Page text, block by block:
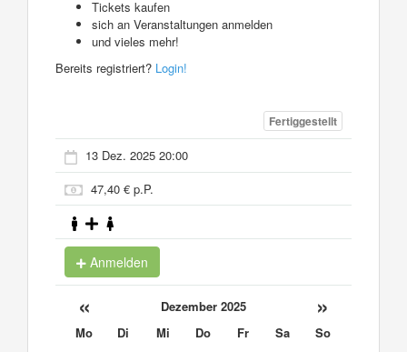
Tickets kaufen
sich an Veranstaltungen anmelden
und vieles mehr!
Bereits registriert? Login!
Fertiggestellt
13 Dez. 2025 20:00
47,40 € p.P.
Anmelden
« Dezember 2025 »
Mo Di Mi Do Fr Sa
So